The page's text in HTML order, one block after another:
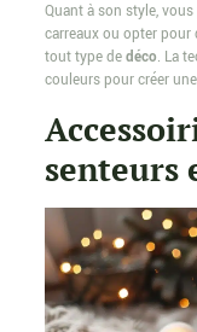
Quant à son style,
carreaux ou opter pour
tout type dedéco. La
couleurs pour créer
senteurs